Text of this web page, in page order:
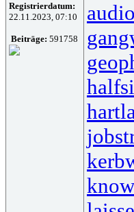
Registrierdatum:
22.11.2023, 07:10
Beiträge: 591758